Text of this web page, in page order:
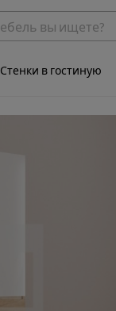
Стенки в гостиную